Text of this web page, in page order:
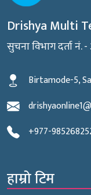
Drishya Multi
सुचना विभाग दर्ता नं.
Birtamode-5,
+977-
हाम्रो टिम